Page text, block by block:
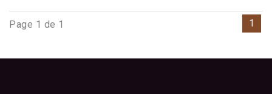
Page 1 de 1 1